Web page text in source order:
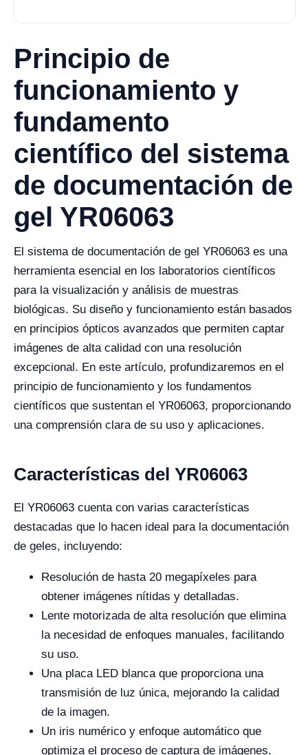
Principio de
funcionamiento y
fundamento
científico del sistema
de documentación de
gel YR06063
El sistema de documentación de gel YR06063 es una
herramienta esencial en los laboratorios científicos
para la visualización y análisis de muestras
biológicas. Su diseño y funcionamiento están basados
en principios ópticos avanzados que permiten captar
imágenes de alta calidad con una resolución
excepcional. En este artículo, profundizaremos en el
principio de funcionamiento y los fundamentos
científicos que sustentan el YR06063, proporcionando
una comprensión clara de su uso y aplicaciones.
Características del YR06063
El YR06063 cuenta con varias características
destacadas que lo hacen ideal para la documentación
de geles, incluyendo:
Resolución de hasta 20 megapíxeles para
obtener imágenes nítidas y detalladas.
Lente motorizada de alta resolución que elimina
la necesidad de enfoques manuales, facilitando
su uso.
Una placa LED blanca que proporciona una
transmisión de luz única, mejorando la calidad
de la imagen.
Un iris numérico y enfoque automático que
optimiza el proceso de captura de imágenes.